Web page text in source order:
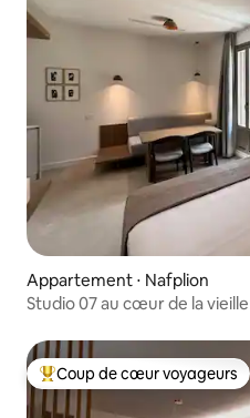
Appartement ⋅ Nafplion
Studio 07 au cœur de la
Coups de cœur voyageurs
Coup de cœur voyageurs